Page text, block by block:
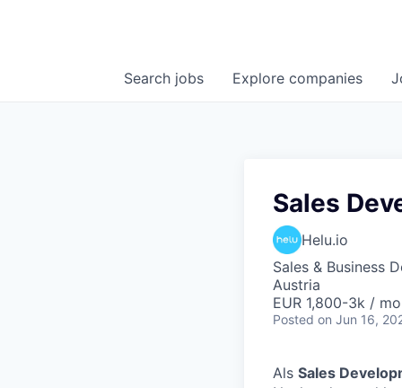
Search jobs Explore companies
Sales
Helu.io
Sales & Business
Austria
EUR 1,800-3k /
Posted on Jun 16,
Als Sales